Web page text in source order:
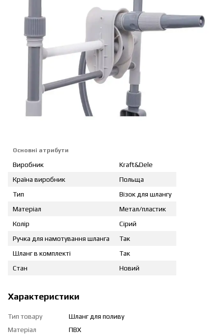
Основні атрибути
Виробник
Kraft&Dele
Країна виробник
Польща
Тип
Візок для шлангу
Матеріал
Метал/пластик
Колір
Сірий
Ручка для намотування шланга
Так
Шланг в комплекті
Так
Стан
Новий
Характеристики
Тип товару
Шланг для поливу
Матеріал
ПВХ